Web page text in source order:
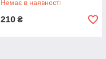
Немає в наявності
210 ₴